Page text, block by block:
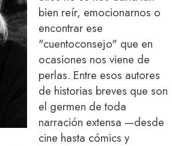
bien reír, emocionarnos o
encontrar ese
"cuentoconsejo" que en
ocasiones nos viene de
perlas. Entre esos autores
de historias breves que son
el germen de toda
narración extensa —desde
cine hasta cómics y